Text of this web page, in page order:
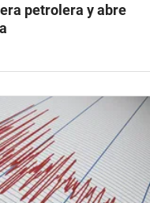
petrolera y abre